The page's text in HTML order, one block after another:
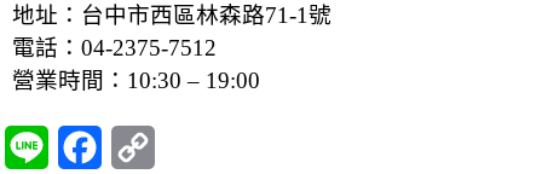
地址：台中市西區林森路71-1號
電話：04-2375-7512
營業時間： 10:30 – 19:00